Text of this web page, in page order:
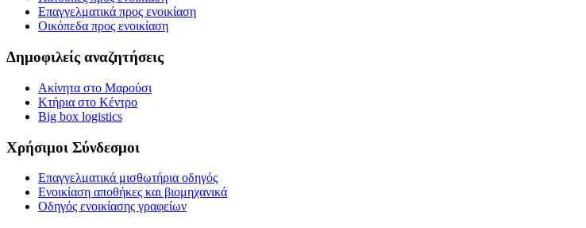
Επαγγελματικά προς ενοικίαση
Οικόπεδα προς ενοικίαση
Δημοφιλείς αναζητήσεις
Ακίνητα στο Μαρούσι
Κτήρια στο Κέντρο
Big box logistics
Χρήσιμοι Σύνδεσμοι
Επαγγελματικά μισθωτήρια οδηγός
Ενοικίαση αποθήκες και βιομηχανικά
Οδηγός ενοικίασης γραφείων